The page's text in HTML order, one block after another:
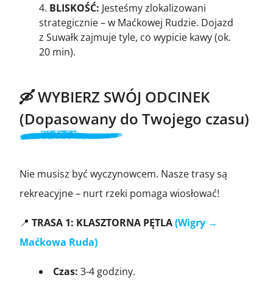
BLISKOŚĆ: Jesteśmy zlokalizowani
strategicznie – w Maćkowej Rudzie. Dojazd
z Suwałk zajmuje tyle, co wypicie kawy (ok.
20 min).
🛶 WYBIERZ SWÓJ ODCINEK
(Dopasowany do Twojego czasu)
Nie musisz być wyczynowcem. Nasze trasy są
rekreacyjne – nurt rzeki pomaga wiosłować!
📍 TRASA 1: KLASZTORNA PĘTLA(Wigry →
Maćkowa Ruda)
Czas: 3-4 godziny.